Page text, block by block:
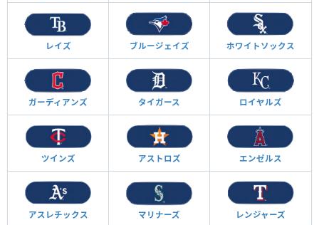
レイズ ブルージェイズ ホワイトソックス
ガーディアンズ タイガース ロイヤルズ
ツインズ アストロズ エンゼルス
アスレチックス マリナーズ レンジャーズ